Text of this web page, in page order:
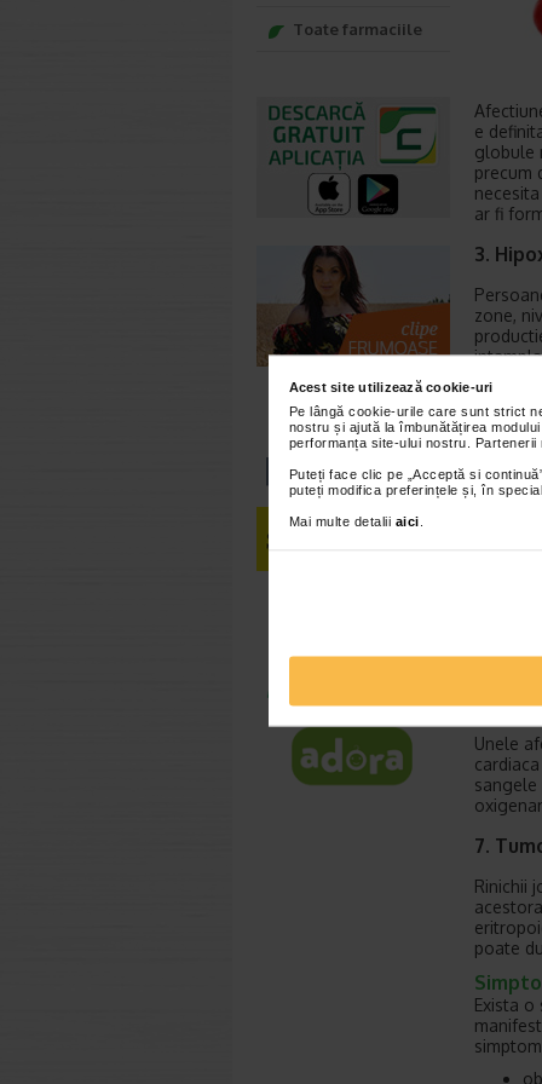
Acest site utilizează cookie-uri
Pe lângă cookie-urile care sunt strict
nostru și ajută la îmbunătățirea
performanța site-ului nostru.
Puteți face clic pe „Acceptă si
puteți modifica preferințele și, în
Mai multe detalii aici
e
globule
precum
ar fi
3.
zone,
4.
de
randul
dar
6.
Unele
7.
Rinichii
poate
Exista
Toate farmaciile